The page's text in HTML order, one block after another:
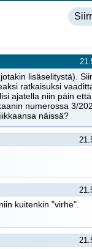
lisäselitystä).
ratkaisuksi
ajatella niin päin
numerossa 3/
näissä?
kuitenkin "virhe".